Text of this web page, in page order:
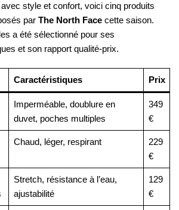
avec style et confort, voici cinq produits
par The North Face cette saison.
a été sélectionné pour ses
et son rapport qualité-prix.
Caractéristiques Prix
Imperméable, doublure en
duvet, poches multiples
349
€
Chaud, léger, respirant
229
€
Stretch, résistance à l’eau,
ajustabilité
129
€